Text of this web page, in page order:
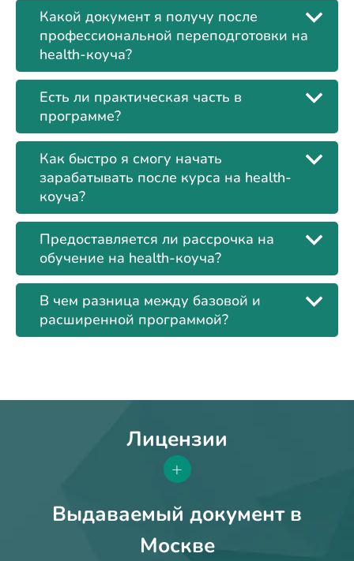
Какой документ я получу после
профессиональной переподготовки на
health-коуча?
Есть ли практическая часть в
программе?
Как быстро я смогу начать
зарабатывать после курса на health-
коуча?
Предоставляется ли рассрочка на
обучение на health-коуча?
В чем разница между базовой и
расширенной программой?
Лицензии
+
Выдаваемый документ в
Москве